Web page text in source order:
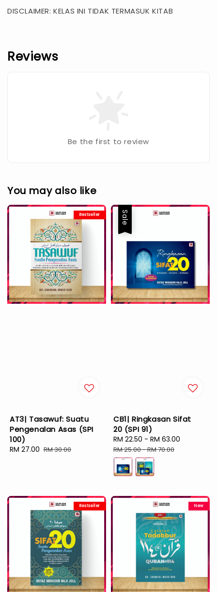
DISCLAIMER: KELAS INI TIDAK TERMASUK KITAB
Reviews
Be the first to review
You may also like
Bestseller
AT3| Tasawuf: Suatu
Pengenalan Asas (SPI
100)
Sale
RM 27.00 Regular
RM 30.00
Sale
CB1| Ringkasan Sifat
20 (SPI 91)
Sale
price
RM 22.50 - RM 63.00
RM 25.00-RM 70.00
Bestseller New